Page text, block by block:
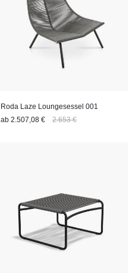
Roda Laze Loungesessel 001
ab 2.507,08 € 2.653 €